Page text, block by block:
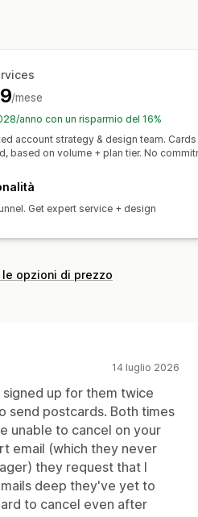
/mese
anno con un risparmio del 16%
account strategy & design team.
based on volume + plan tier. No
Get expert service + design
opzioni di prezzo
14 luglio 2026
signed up for them twice
send postcards. Both times
unable to cancel on your
email (which they never
they request that I
deep they've yet to
to cancel even after